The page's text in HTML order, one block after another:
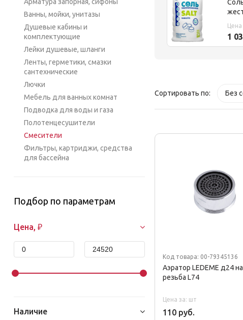
Ванны, мойки, унитазы
Душевые кабины и
комплектующие
Лейки душевые, шланги
Ленты, герметики, смазки
сантехнические
Лючки
Мебель для ванных комнат
Подводка для воды и газа
Полотенцесушители
Смесители
Фильтры, картриджи, средства
для бассейна
Подбор по параметрам
Цена, ₽
Наличие
Цена
1
Сортировать по: Без
Код товара: 00-79345136
Аэратор LEDEME д24
резьба L74
Цена за: шт
110 руб.